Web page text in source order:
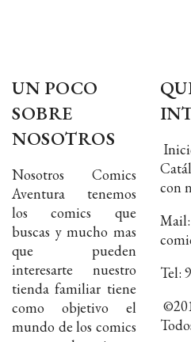
UN POCO
SOBRE
NOSOTROS
Nosotros Comics
Aventura tenemos
los comics que
buscas y mucho mas
que pueden
interesarte nuestro
tienda familiar tiene
como objetivo el
mundo de los comics
con
Mail:
Tel: